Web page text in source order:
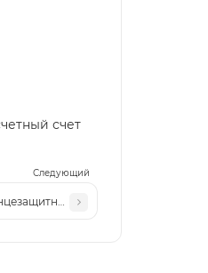
Следующий
очки CH 23073 синие/
счет